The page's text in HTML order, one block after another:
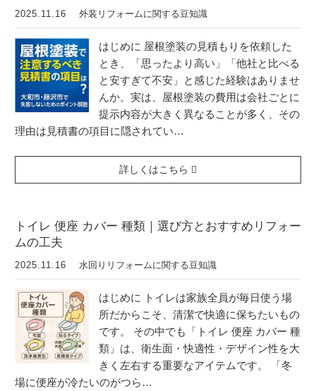
2025.11.16 外装リフォームに関する豆知識
はじめに 屋根塗装の見積もりを依頼した
とき、「思ったより高い」「他社と比べる
と安すぎて不安」と感じた経験はありませ
んか。実は、屋根塗装の費用は会社ごとに
提示内容が大きく異なることが多く、その
理由は見積書の項目に隠されてい…
詳しくはこちら
トイレ 便座 カバー 種類｜選び方とおすすめリフォー
ムの工夫
2025.11.16 水回りリフォームに関する豆知識
はじめに トイレは家族全員が毎日使う場
所だからこそ、清潔で快適に保ちたいもの
です。 その中でも「トイレ 便座 カバー 種
類」は、衛生面・快適性・デザイン性を大
きく左右する重要なアイテムです。 「冬
場に便座が冷たいのがつら…